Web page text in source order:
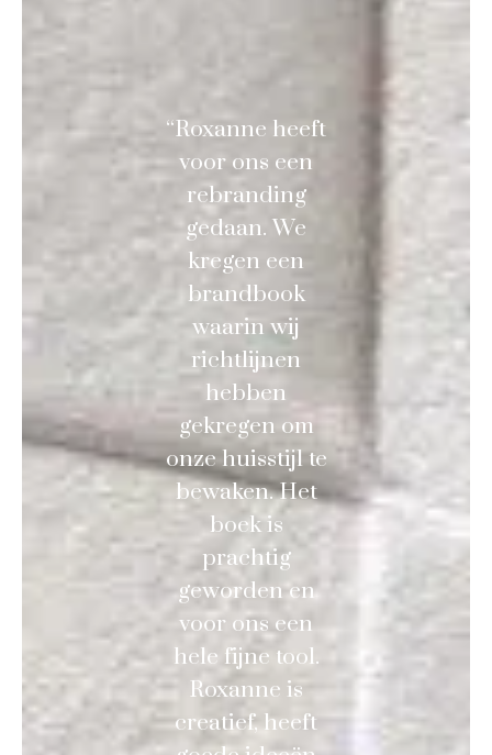
“Roxanne heeft
voor ons een
rebranding
gedaan. We
kregen een
brandbook
waarin wij
richtlijnen
hebben
gekregen om
onze huisstijl te
bewaken. Het
boek is
prachtig
geworden en
voor ons een
hele fijne tool.
Roxanne is
creatief, heeft